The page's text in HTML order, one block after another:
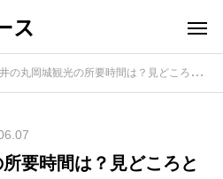
ス
丸岡城観光の所要時間は？見どころと効率よく巡るコツを紹介
要時間は？見どころと